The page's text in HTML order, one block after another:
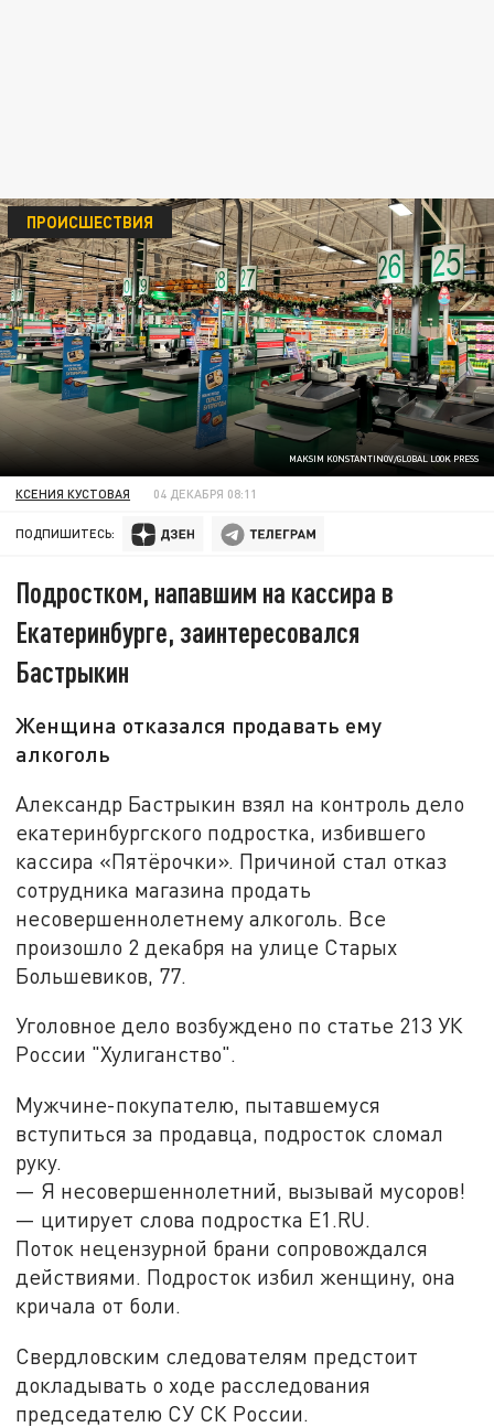
MAKSIM KONSTANTINOV/GLOBAL LOOK PRESS
ПРОИСШЕСТВИЯ
КСЕНИЯ КУСТОВАЯ 04 ДЕКАБРЯ 08:11
ПОДПИШИТЕСЬ:
Подростком, напавшим на кассира в
Екатеринбурге, заинтересовался
Бастрыкин
Женщина отказался продавать ему
алкоголь
Александр Бастрыкин взял на контроль дело
екатеринбургского подростка, избившего
кассира «Пятёрочки». Причиной стал отказ
сотрудника магазина продать
несовершеннолетнему алкоголь. Все
произошло 2 декабря на улице Старых
Большевиков, 77.
Уголовное дело возбуждено по статье 213 УК
России "Хулиганство".
Мужчине-покупателю, пытавшемуся
вступиться за продавца, подросток сломал
руку.
— Я несовершеннолетний, вызывай мусоров!
— цитирует слова подростка Е1.RU.
Поток нецензурной брани сопровождался
действиями. Подросток избил женщину, она
кричала от боли.
Свердловским следователям предстоит
докладывать о ходе расследования
председателю СУ СК России.